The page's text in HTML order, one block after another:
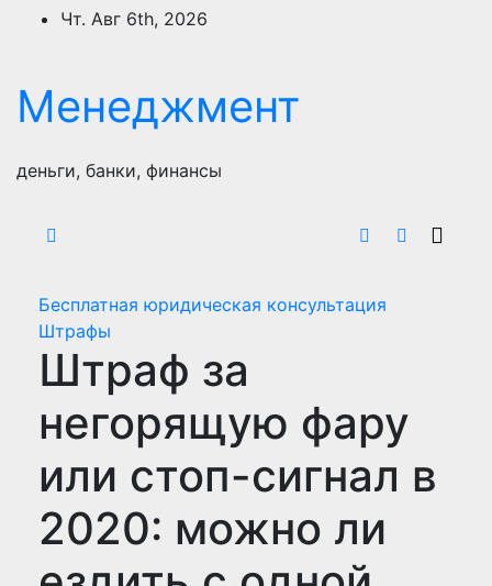
ПерейтиЧт. Авг 6th, 2026
Менеджмент
деньги, банки, финансы
Бесплатная юридическая консультация
Штрафы
Штраф за
негорящую фару
или стоп-сигнал в
2020: можно ли